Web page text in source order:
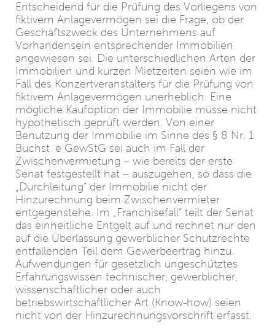
Entscheidend für die Prüfung des Vorliegens von
fiktivem Anlagevermögen sei die Frage, ob der
Geschäftszweck des Unternehmens auf
Vorhandensein entsprechender Immobilien
angewiesen sei. Die unterschiedlichen Arten der
Immobilien und kurzen Mietzeiten seien wie im
Fall des Konzertveranstalters für die Prüfung von
fiktivem Anlagevermögen unerheblich. Eine
mögliche Kaufoption der Immobilie müsse nicht
hypothetisch geprüft werden. Von einer
Benutzung der Immobilie im Sinne des § 8 Nr. 1
Buchst. e GewStG sei auch im Fall der
Zwischenvermietung – wie bereits der erste
Senat festgestellt hat – auszugehen, so dass die
„Durchleitung“ der Immobilie nicht der
Hinzurechnung beim Zwischenvermieter
entgegenstehe. Im „Franchisefall“ teilt der Senat
das einheitliche Entgelt auf und rechnet nur den
auf die Überlassung gewerblicher Schutzrechte
entfallenden Teil dem Gewerbeertrag hinzu.
Aufwendungen für gesetzlich ungeschütztes
Erfahrungswissen technischer, gewerblicher,
wissenschaftlicher oder auch
betriebswirtschaftlicher Art (Know-how) seien
nicht von der Hinzurechnungsvorschrift erfasst.